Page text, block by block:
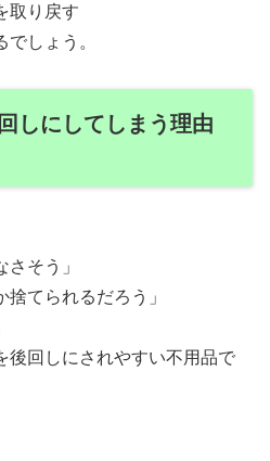
取り戻す
でしょう。
しにしてしまう理由
さそう」
捨てられるだろう」
後回しにされやすい不用品で